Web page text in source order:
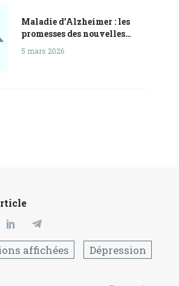
Maladie d’Alzheimer : les
promesses des nouvelles
Cérébrale Non-Invasive
5 mars 2026
affichées Dépression